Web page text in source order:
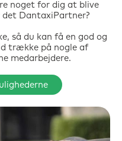
noget for dig at blive
DantaxiPartner?
så du kan få en god og
trække på nogle af
medarbejdere.